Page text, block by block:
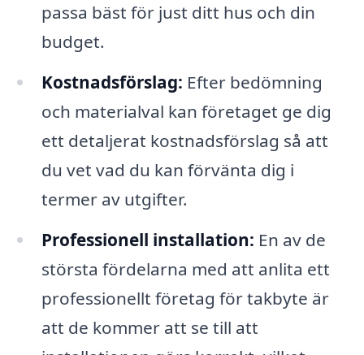
passa bäst för just ditt hus och din
budget.
Kostnadsförslag: Efter bedömning
och materialval kan företaget ge dig
ett detaljerat kostnadsförslag så att
du vet vad du kan förvänta dig i
termer av utgifter.
Professionell installation: En av de
största fördelarna med att anlita ett
professionellt företag för takbyte är
att de kommer att se till att